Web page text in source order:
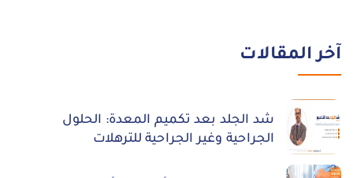
آخر المقالات
شد الجلد بعد تكميم المعدة: الحلول
الجراحية وغير الجراحية للترهلات